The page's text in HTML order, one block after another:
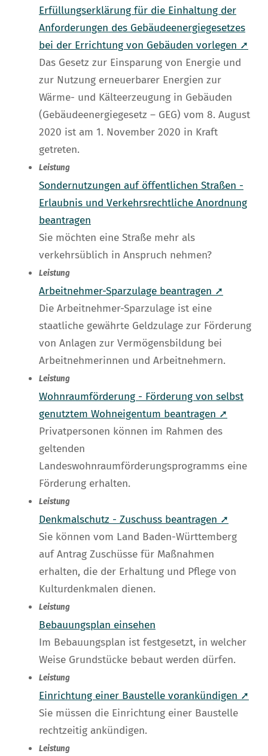
Erfüllungserklärung für die Einhaltung der
Anforderungen des Gebäudeenergiegesetzes
bei der Errichtung von Gebäuden vorlegen ➚
Das Gesetz zur Einsparung von Energie und
zur Nutzung erneuerbarer Energien zur
Wärme- und Kälteerzeugung in Gebäuden
(Gebäudeenergiegesetz – GEG) vom 8. August
2020 ist am 1. November 2020 in Kraft
getreten.
Leistung
Sondernutzungen auf öffentlichen Straßen -
Erlaubnis und Verkehrsrechtliche Anordnung
beantragen
Sie möchten eine Straße mehr als
verkehrsüblich in Anspruch nehmen?
Leistung
Arbeitnehmer-Sparzulage beantragen ➚
Die Arbeitnehmer-Sparzulage ist eine
staatliche gewährte Geldzulage zur Förderung
von Anlagen zur Vermögensbildung bei
Arbeitnehmerinnen und Arbeitnehmern.
Leistung
Wohnraumförderung - Förderung von selbst
genutztem Wohneigentum beantragen ➚
Privatpersonen können im Rahmen des
geltenden
Landeswohnraumförderungsprogramms eine
Förderung erhalten.
Leistung
Denkmalschutz - Zuschuss beantragen ➚
Sie können vom Land Baden-Württemberg
auf Antrag Zuschüsse für Maßnahmen
erhalten, die der Erhaltung und Pflege von
Kulturdenkmalen dienen.
Leistung
Bebauungsplan einsehen
Im Bebauungsplan ist festgesetzt, in welcher
Weise Grundstücke bebaut werden dürfen.
Leistung
Einrichtung einer Baustelle vorankündigen ➚
Sie müssen die Einrichtung einer Baustelle
rechtzeitig ankündigen.
Leistung